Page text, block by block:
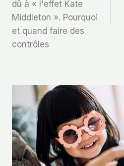
dû à « l'effet Kate
Middleton ». Pourquoi
et quand faire des
contrôles